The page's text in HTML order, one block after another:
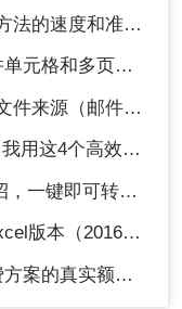
准确率差别挺大！
格上的表现差异！
件/扫描/导出）选！
法 ，秒提取表格！
键即可转换！
365）兼容性选！
额度和识别效果！